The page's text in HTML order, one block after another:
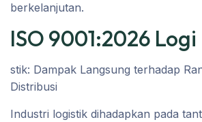
berkelanjutan.
ISO 9001:2026 Logi
stik: Dampak Langsung terhadap
Distribusi
Industri logistik dihadapkan pada